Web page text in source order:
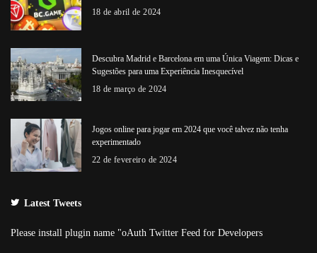
18 de abril de 2024
Descubra Madrid e Barcelona em uma Única Viagem: Dicas e
Sugestões para uma Experiência Inesquecível
18 de março de 2024
Jogos online para jogar em 2024 que você talvez não tenha
experimentado
22 de fevereiro de 2024
Latest Tweets
Please install plugin name "oAuth Twitter Feed for Developers